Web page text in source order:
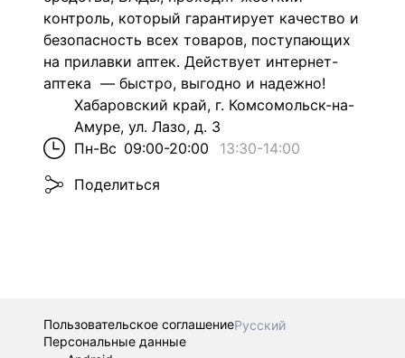
контроль, который гарантирует качество и
безопасность всех товаров, поступающих
на прилавки аптек. Действует интернет-
аптека — быстро, выгодно и надежно!
Хабаровский край, г. Комсомольск-на-
Амуре, ул. Лазо, д. 3
Пн-Вс 09:00-20:00 13:30-14:00
Поделиться
Пользовательское соглашениеРусский
Персональные данные